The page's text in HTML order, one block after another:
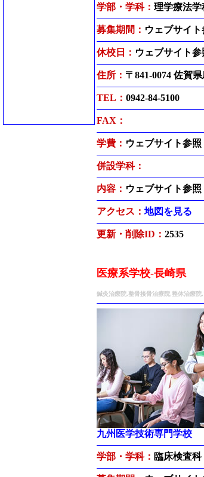
学部・学科： 理学療法
募集期間： ウェブサイト
休校日： ウェブサイト参
住所： 〒841-0074 佐賀
TEL： 0942-84-5100
FAX：
学費： ウェブサイト参照
併設学科：
内容： ウェブサイト参照
アクセス： 地図を見る
更新・削除ID： 2535
医療系学校-長崎県
鍼灸治療院,整骨接骨治療院,整体治療
九州医学技術専門学校
学部・学科： 臨床検査科